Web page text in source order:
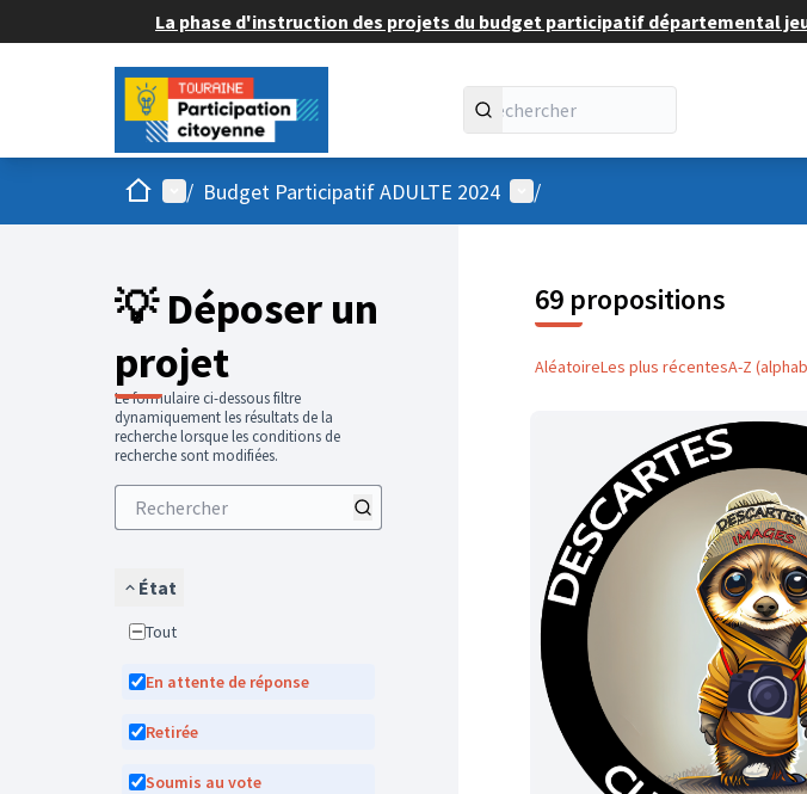
La phase d'instruction des projets du budget participatif départemental
AccueilMenu principal
/ Budget Participatif ADULTE 2024 Menu utilisateur
/
💡 Déposer un
projet
Le formulaire ci-dessous filtre
dynamiquement les résultats de la
recherche lorsque les conditions de
recherche sont modifiées.
État
Tout
En attente de réponse
Retirée
Soumis au vote
69 propositions
AléatoireLes plus récentesA-Z